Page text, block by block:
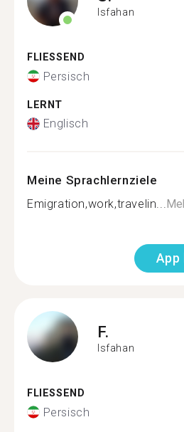
Isfahan
FLIESSEND
Persisch
LERNT
Englisch
Meine Sprachlernziele
Emigration,work,travelin...
App
F.
Isfahan
FLIESSEND
Persisch